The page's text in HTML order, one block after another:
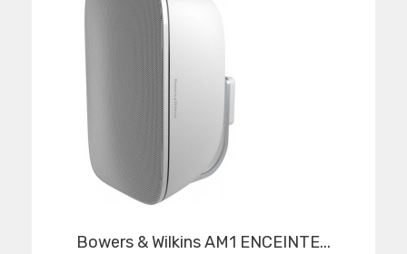
Bowers & Wilkins AM1 ENCEINTE...